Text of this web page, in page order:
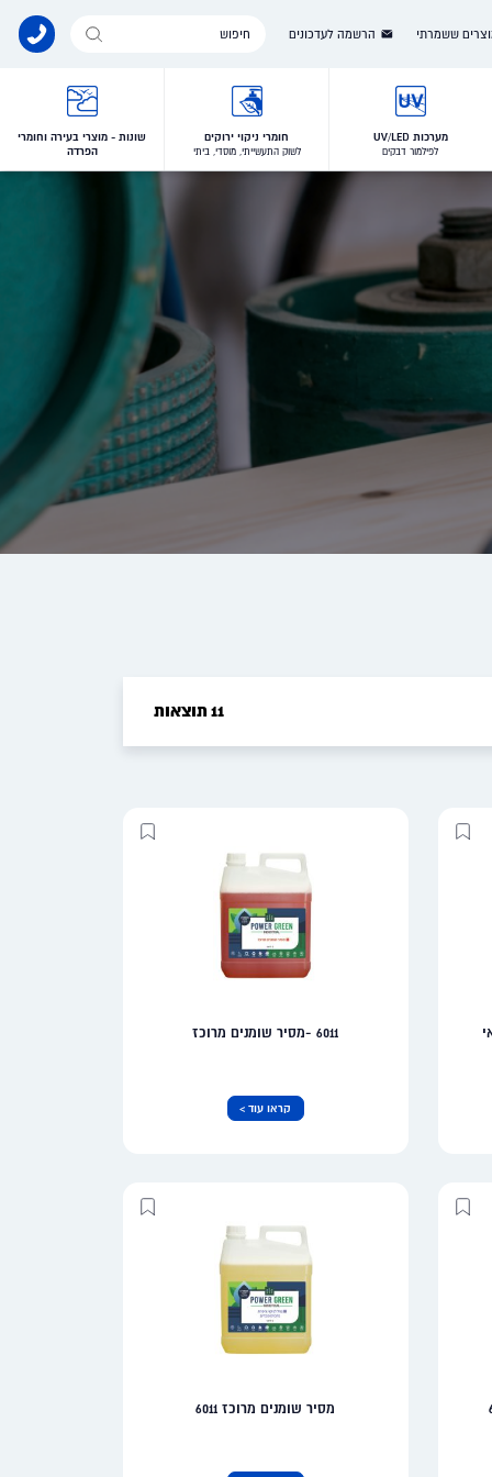
ששמרתי הרשמה לעדכונים
search
מערכות UV/LED
לפילמור דבקים
חומרי ניקוי ירוקים
לשוק התעשייתי, מוסדי, ביתי
שונות - מוצרי בעירה וחומרי
הפרדה
11 תוצאות
6011 -מסיר שומנים מרוכז
קראו עוד >
מסיר שומנים מרוכז 6011